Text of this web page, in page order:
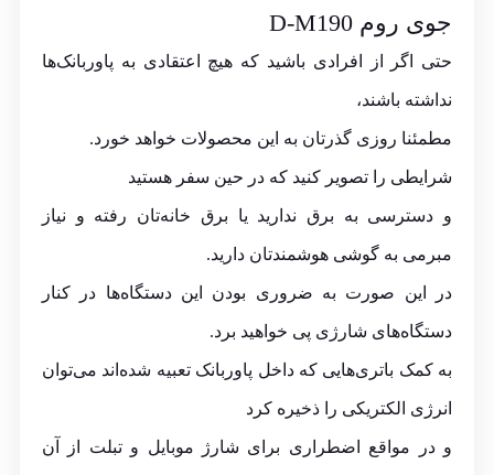
جوی روم D-M190
حتی اگر از افرادی باشید که هیچ اعتقادی به پاوربانک‌ها
نداشته باشند،
مطمئنا روزی گذرتان به این محصولات خواهد خورد.
شرایطی را تصویر کنید که در حین سفر هستید
و دسترسی به برق ندارید یا برق خانه‌تان رفته و نیاز
مبرمی به گوشی هوشمند‌تان دارید.
در این صورت به ضروری بودن این دستگاه‌ها در کنار
دستگاه‌های شارژی پی خواهید برد.
به کمک باتری‌هایی که داخل پاوربانک تعبیه شده‌اند می‌توان
انرژی الکتریکی را ذخیره کرد
و در مواقع اضطراری برای شارژ موبایل و تبلت از آن